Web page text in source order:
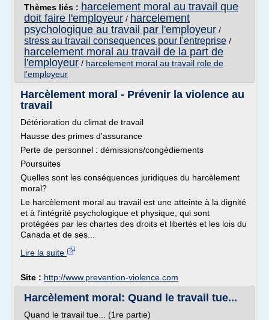
Thèmes liés : harcelement moral au travail que
doit faire l'employeur / harcelement
psychologique au travail par l'employeur /
stress au travail consequences pour l'entreprise /
harcelement moral au travail de la part de
l'employeur / harcelement moral au travail role de
l'employeur
Harcèlement moral - Prévenir la violence au
travail
Détérioration du climat de travail
Hausse des primes d'assurance
Perte de personnel : démissions/congédiements
Poursuites
Quelles sont les conséquences juridiques du harcèlement
moral?
Le harcèlement moral au travail est une atteinte à la dignité
et à l'intégrité psychologique et physique, qui sont
protégées par les chartes des droits et libertés et les lois du
Canada et de ses...
Lire la suite
Site : http://www.prevention-violence.com
Harcèlement moral: Quand le travail tue...
Quand le travail tue... (1re partie)